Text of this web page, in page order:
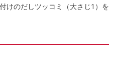
けのだしツッコミ（大さじ1）を